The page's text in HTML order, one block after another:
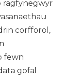
ragfynegwyr
corfforol,
fewn
gofal